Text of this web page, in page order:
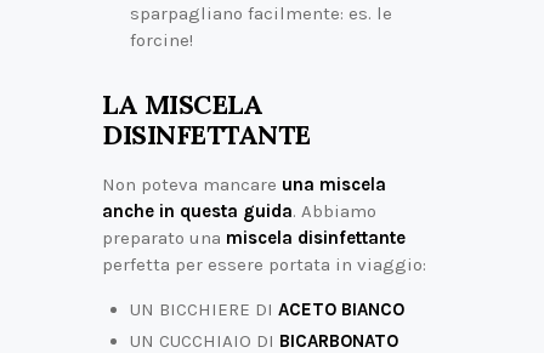
sparpagliano facilmente: es. le
forcine!
LA MISCELA
DISINFETTANTE
Non poteva mancare una miscela
anche in questa guida. Abbiamo
preparato una miscela disinfettante
perfetta per essere portata in viaggio:
UN BICCHIERE DI ACETO BIANCO
UN CUCCHIAIO DI BICARBONATO